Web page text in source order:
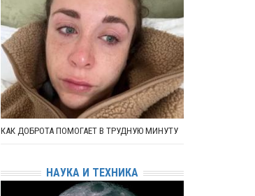
КАК ДОБРОТА ПОМОГАЕТ В ТРУДНУЮ МИНУТУ
НАУКА И ТЕХНИКА